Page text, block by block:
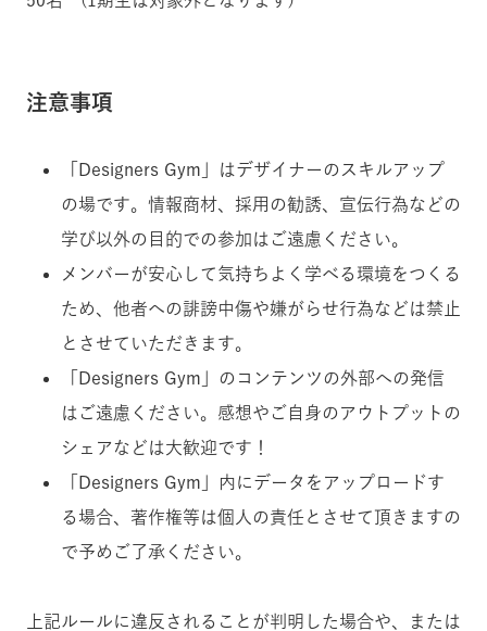
注意事項
「Designers Gym」はデザイナーのスキルアップ
の場です。情報商材、採用の勧誘、宣伝行為などの
学び以外の目的での参加はご遠慮ください。
メンバーが安心して気持ちよく学べる環境をつくる
ため、他者への誹謗中傷や嫌がらせ行為などは禁止
とさせていただきます。
「Designers Gym」のコンテンツの外部への発信
はご遠慮ください。感想やご自身のアウトプットの
シェアなどは大歓迎です！
「Designers Gym」内にデータをアップロードす
る場合、著作権等は個人の責任とさせて頂きますの
で予めご了承ください。
上記ルールに違反されることが判明した場合や、または